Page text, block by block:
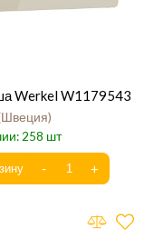
Werkel W1179543
Швеция
258